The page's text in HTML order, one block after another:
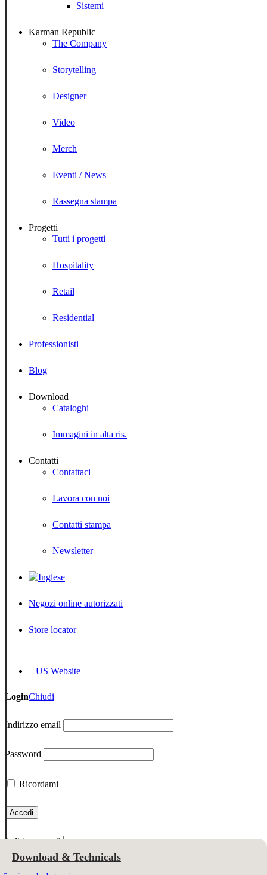
Download & Technicals
Sistemi
Karman Republic
The Company
Storytelling
Designer
Video
Merch
Eventi / News
Rassegna stampa
Progetti
Tutti i progetti
Hospitality
Retail
Residential
Professionisti
Blog
Download
Cataloghi
Immagini in alta ris.
Contatti
Contattaci
Lavora con noi
Contatti stampa
Newsletter
Negozi online autorizzati
Store locator
US Website
LoginChiudi
Indirizzo email
Password
Ricordami
Indirizzo email